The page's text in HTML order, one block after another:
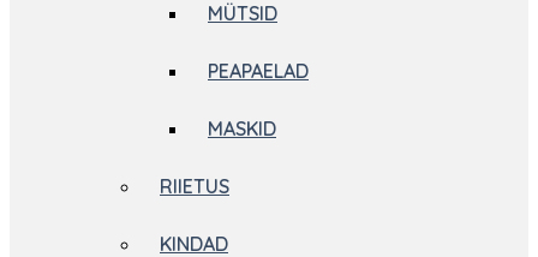
MÜTSID
PEAPAELAD
MASKID
RIIETUS
KINDAD